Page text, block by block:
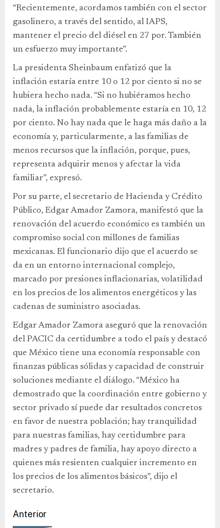
“Recientemente, acordamos también con el sector
gasolinero, a través del sentido, al IAPS,
mantener el precio del diésel en 27 por. También
un esfuerzo muy importante”.
La presidenta Sheinbaum enfatizó que la
inflación estaría entre 10 o 12 por ciento si no se
hubiera hecho nada. “Si no hubiéramos hecho
nada, la inflación probablemente estaría en 10, 12
por ciento. No hay nada que le haga más daño a la
economía y, particularmente, a las familias de
menos recursos que la inflación, porque, pues,
representa adquirir menos y afectar la vida
familiar”, expresó.
Por su parte, el secretario de Hacienda y Crédito
Público, Edgar Amador Zamora, manifestó que la
renovación del acuerdo económico es también un
compromiso social con millones de familias
mexicanas. El funcionario dijo que el acuerdo se
da en un entorno internacional complejo,
marcado por presiones inflacionarias, volatilidad
en los precios de los alimentos energéticos y las
cadenas de suministro asociadas.
Edgar Amador Zamora aseguró que la renovación
del PACIC da certidumbre a todo el país y destacó
que México tiene una economía responsable con
finanzas públicas sólidas y capacidad de construir
soluciones mediante el diálogo. “México ha
demostrado que la coordinación entre gobierno y
sector privado sí puede dar resultados concretos
en favor de nuestra población; hay tranquilidad
para nuestras familias, hay certidumbre para
madres y padres de familia, hay apoyo directo a
quienes más resienten cualquier incremento en
los precios de los alimentos básicos”, dijo el
secretario.
Anterior